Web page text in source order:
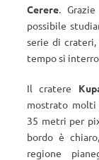
Cerere.
possibile
serie di
tempo si
Il cratere
mostrato
35 metri per
bordo è
regione